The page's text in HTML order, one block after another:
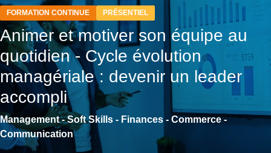
FORMATION CONTINUE PRÉSENTIEL
Animer et motiver son équipe au
quotidien - Cycle évolution
managériale : devenir un leader
accompli
Management - Soft Skills - Finances - Commerce -
Communication